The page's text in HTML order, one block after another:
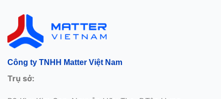
Công ty TNHH Matter Việt Nam
Trụ sở: